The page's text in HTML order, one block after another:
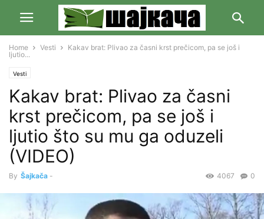
Home Vesti
Kakav brat: Plivao za časni krst prečicom, pa se još i
ljutio...
Vesti
Kakav brat: Plivao za časni
krst prečicom, pa se još i
ljutio što su mu ga oduzeli
(VIDEO)
By Šajkača - 0
4067